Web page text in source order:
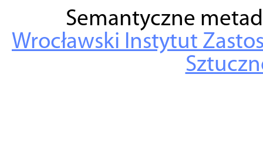
Semantyczne
Wrocławski Instytut